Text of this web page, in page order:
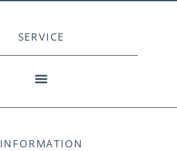
SERVICE
INFORMATION